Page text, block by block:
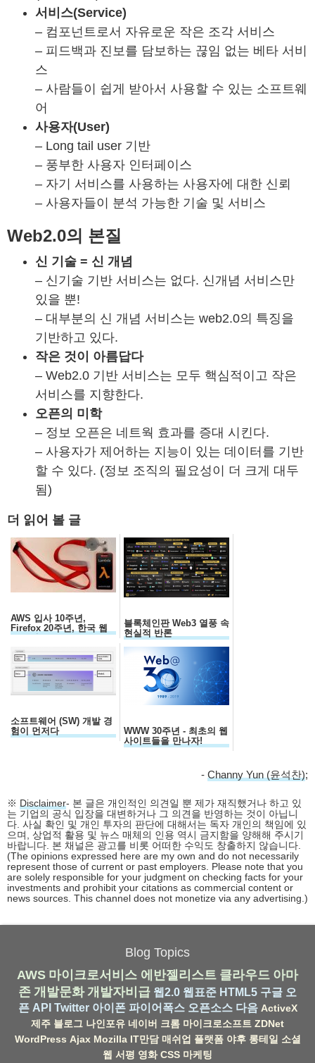
서비스(Service)
– 컴포넌트로서 자유로운 작은 조각 서비스
– 피드백과 진보를 담보하는 끊임 없는 베타 서비
스
– 사람들이 쉽게 받아서 사용할 수 있는 소프트웨
어
사용자(User)
– Long tail user 기반
– 풍부한 사용자 인터페이스
– 자기 서비스를 사용하는 사용자에 대한 신뢰
– 사용자들이 분석 가능한 기술 및 서비스
Web2.0의 본질
신 기술 = 신 개념
– 신기술 기반 서비스는 없다. 신개념 서비스만
있을 뿐!
– 대부분의 신 개념 서비스는 web2.0의 특징을
기반하고 있다.
작은 것이 아름답다
– Web2.0 기반 서비스는 모두 핵심적이고 작은
서비스를 지향한다.
오픈의 미학
– 정보 오픈은 네트웍 효과를 증대 시킨다.
– 사용자가 제어하는 지능이 있는 데이터를 기반
할 수 있다. (정보 조직의 필요성이 더 크게 대두
됨)
더 읽어 볼 글
AWS 입사 10주년,
Firefox 20주년, 한국 웹
30주년...
블록체인판 Web3 열풍 속
현실적 반론
소프트웨어 (SW) 개발 경
험이 먼저다
WWW 30주년 - 최초의 웹
사이트들을 만나자!
- Channy Yun (윤석찬);
※ Disclaimer- 본 글은 개인적인 의견일 뿐 제가 재직했거나 하고 있
는 기업의 공식 입장을 대변하거나 그 의견을 반영하는 것이 아닙니
다. 사실 확인 및 개인 투자의 판단에 대해서는 독자 개인의 책임에 있
으며, 상업적 활용 및 뉴스 매체의 인용 역시 금지함을 양해해 주시기
바랍니다. 본 채널은 광고를 비롯 어떠한 수익도 창출하지 않습니다.
(The opinions expressed here are my own and do not necessarily
represent those of current or past employers. Please note that you
are solely responsible for your judgment on checking facts for your
investments and prohibit your citations as commercial content or
news sources. This channel does not monetize via any advertising.)
Blog Topics
AWS 마이크로서비스 에반젤리스트 클라우드 아마
존 개발문화 개발자비급 웹2.0 웹표준 HTML5 구글 오
픈 API Twitter 아이폰 파이어폭스 오픈소스 다음 ActiveX
제주 블로그 나인포유 네이버 크롬 마이크로소프트 ZDNet
WordPress Ajax Mozilla IT만담 매쉬업 플랫폼 야후 롱테일 소셜
웹 서평 영화 CSS 마케팅